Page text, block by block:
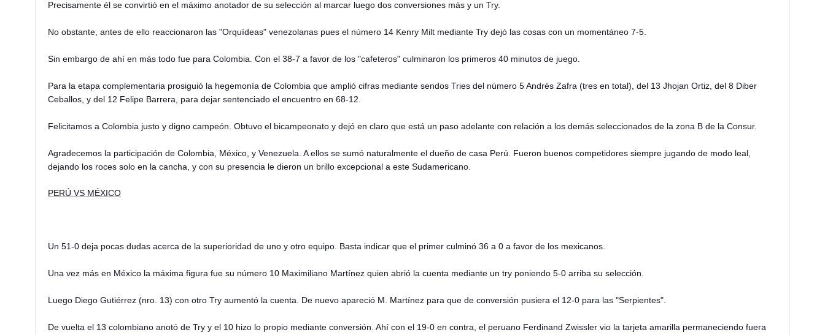
Precisamente él se convirtió en el máximo anotador de su selección al marcar luego dos conversiones más y un Try.
No obstante, antes de ello reaccionaron las "Orquídeas" venezolanas pues el número 14 Kenry Milt mediante Try dejó las cosas con un momentáneo 7-5.
Sin embargo de ahí en más todo fue para Colombia. Con el 38-7 a favor de los "cafeteros" culminaron los primeros 40 minutos de juego.
Para la etapa complementaria prosiguió la hegemonía de Colombia que amplió cifras mediante sendos Tries del número 5 Andrés Zafra (tres en total), del 13 Jhojan Ortiz, del 8 Diber
Ceballos, y del 12 Felipe Barrera, para dejar sentenciado el encuentro en 68-12.
Felicitamos a Colombia justo y digno campeón. Obtuvo el bicampeonato y dejó en claro que está un paso adelante con relación a los demás seleccionados de la zona B de la Consur.
Agradecemos la participación de Colombia, México, y Venezuela. A ellos se sumó naturalmente el dueño de casa Perú. Fueron buenos competidores siempre jugando de modo leal,
dejando los roces solo en la cancha, y con su presencia le dieron un brillo excepcional a este Sudamericano.
PERÚ VS MÉXICO
Un 51-0 deja pocas dudas acerca de la superioridad de uno y otro equipo. Basta indicar que el primer culminó 36 a 0 a favor de los mexicanos.
Una vez más en México la máxima figura fue su número 10 Maximiliano Martínez quien abrió la cuenta mediante un try poniendo 5-0 arriba su selección.
Luego Diego Gutiérrez (nro. 13) con otro Try aumentó la cuenta. De nuevo apareció M. Martínez para que de conversión pusiera el 12-0 para las "Serpientes".
De vuelta el 13 colombiano anotó de Try y el 10 hizo lo propio mediante conversión. Ahí con el 19-0 en contra, el peruano Ferdinand Zwissler vio la tarjeta amarilla permaneciendo fuera